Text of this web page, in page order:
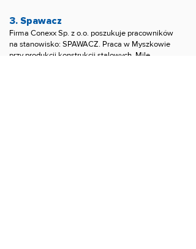
3. Spawacz
Firma Conexx Sp. z o.o. poszukuje pracowników
na stanowisko: SPAWACZ. Praca w Myszkowie
przy produkcji konstrukcji stalowych. Mile